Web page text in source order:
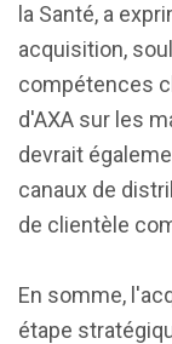
la Santé, a
acquisition,
compétences
d'AXA sur les
devrait
canaux de
de clientèle
En somme,
étape